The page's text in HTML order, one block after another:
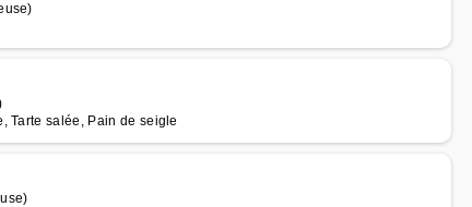
Tarte salée, Pain de seigle